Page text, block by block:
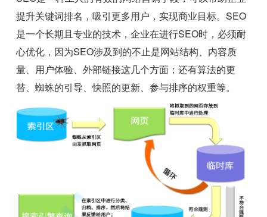
提升关键词排名，吸引更多用户，实现商业目标。SEO
是一个长期且专业的技术，企业在进行SEO时，必须耐
心优化，因为SEO涉及到的不止是网站结构、内容质
量、用户体验、外部链接这几个方面；还有算法的更
替、蜘蛛的引导、快照的更新、参与排序的权重等。